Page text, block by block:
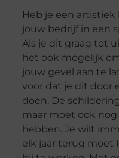
Heb je een
jouw bedrijf in een
Als je dit graag tot
het ook mogelijk
jouw gevel aan te
voor dat je dit door
doen. De
maar moet ook
hebben. Je wilt
elk jaar terug moet